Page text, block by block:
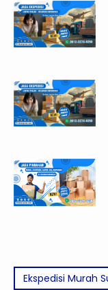
Ekspedisi Murah